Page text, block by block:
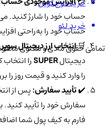
حساب خود را شارژ کنید.
حساب خود را به‌راحتی
🛒انتخاب ارز دیجیتال سوپر
دیجیتالSUPERرا انتخاب
را وارد کنید و قیمت روز را
✔️تأیید سفارش:پس از
سفارش خود را تأیید کنید.
فارم به کیف پول شما
خرید دوج کوین
خرید لئو
تمامی حقوق مادی و معنوی